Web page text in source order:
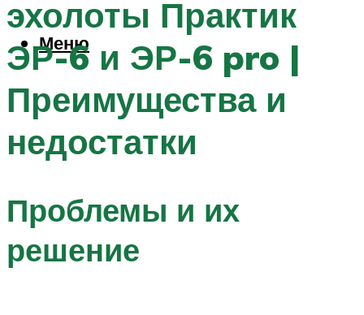
Меню
эхолоты Практик
ЭР-6 и ЭР-6 pro |
Преимущества и
недостатки
Проблемы и их
решение